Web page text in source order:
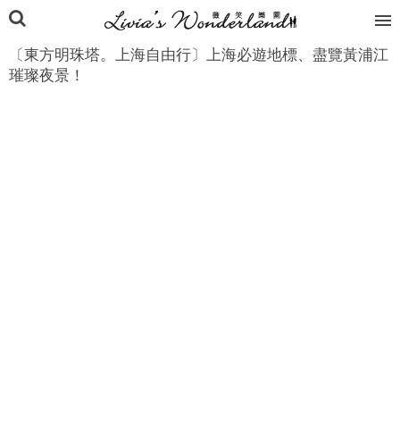
〔東方明珠塔。上海自由行〕上海必遊地標、盡覽黃浦江
璀璨夜景！